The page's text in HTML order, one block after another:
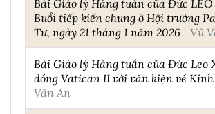
Bài Giáo lý Hàng tuần của Đức
Buổi tiếp kiến chung ở Hội trường
Tư, ngày 21 tháng 1 năm 2026
Vũ
Bài Giáo lý Hàng tuần của Đức Leo
đồng Vatican II với văn kiện về
Văn An